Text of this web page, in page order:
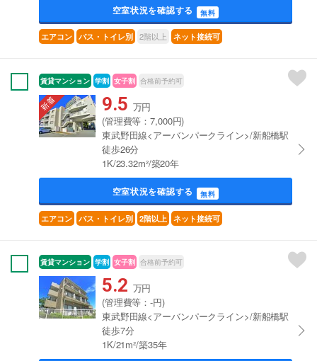
空室状況を確認する 無料
エアコン バス・トイレ別 2階以上 ネット接続可
賃貸マンション 学割 女子割 合格前予約可
9.5 万円
(管理費等：7,000円)
東武野田線<アーバンパークライン>/新船橋駅
徒歩26分
1K/23.32m²/築20年
空室状況を確認する 無料
エアコン バス・トイレ別 2階以上 ネット接続可
賃貸マンション 学割 女子割 合格前予約可
5.2 万円
(管理費等：-円)
東武野田線<アーバンパークライン>/新船橋駅
徒歩7分
1K/21m²/築35年